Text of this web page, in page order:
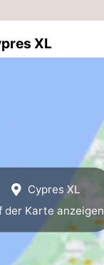
XL
Cypres XL
der Karte anzeigen